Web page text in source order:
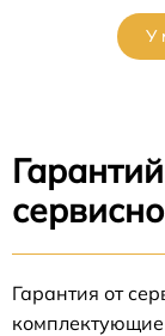
У
Гарантия от